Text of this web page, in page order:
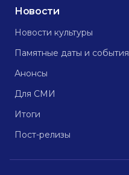
Новости
Новости культуры
Памятные даты и события
Анонсы
Для СМИ
Итоги
Пост-релизы